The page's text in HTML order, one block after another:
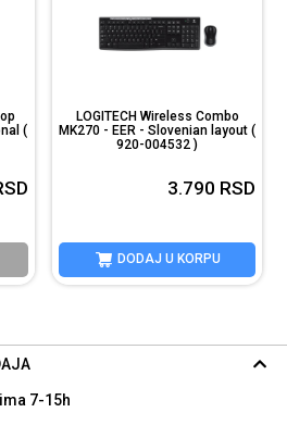
(
LOGITECH Wireless Combo
MK270 - EER - Slovenian layout (
920-004532 )
3.790 RSD
DODAJ U KORPU
7-15h